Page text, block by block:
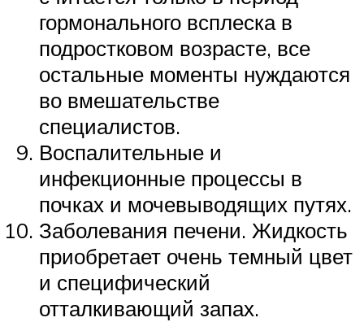
гормонального всплеска в
подростковом возрасте, все
остальные моменты нуждаются
во вмешательстве
специалистов.
Воспалительные и
инфекционные процессы в
почках и мочевыводящих путях.
Заболевания печени. Жидкость
приобретает очень темный цвет
и специфический
отталкивающий запах.